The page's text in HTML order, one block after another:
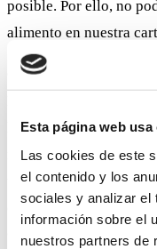
Esta página web usa
Las cookies de este
el contenido y los
sociales y analizar el
información sobre el
nuestros partners de
posible. Por ello, no
alimento en nuestra
Cómo adelantábamos
la Tapa Córdoba
noviembre al 1 de
tradicionalidad con el
contar con Manolo
Gastronómico durante